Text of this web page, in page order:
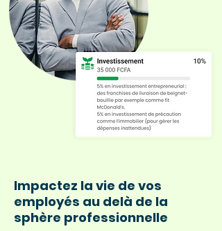
Impactez la vie de vos
employés au delà de la
sphère professionnelle